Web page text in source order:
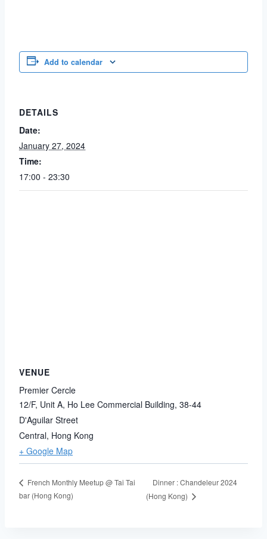
Add to calendar
DETAILS
Date:
January 27, 2024
Time:
17:00 - 23:30
VENUE
Premier Cercle
12/F, Unit A, Ho Lee Commercial Building, 38-44
D'Aguilar Street
Central, Hong Kong
+ Google Map
French Monthly Meetup @ Tai Tai
bar (Hong Kong)
Dinner : Chandeleur 2024
(Hong Kong)